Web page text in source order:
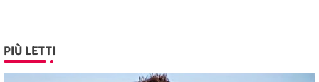
PIÙ LETTI